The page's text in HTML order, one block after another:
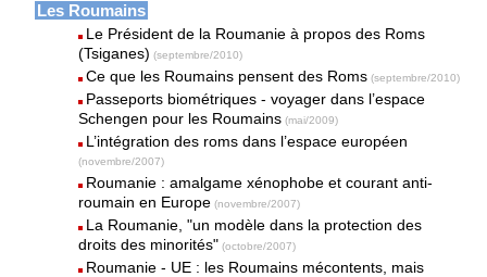
Les Roumains
Le Président de la Roumanie à propos des Roms
(Tsiganes) (septembre/2010)
Ce que les Roumains pensent des Roms (septembre/2010)
Passeports biométriques - voyager dans l’espace
Schengen pour les Roumains (mai/2009)
L’intégration des roms dans l’espace européen
(novembre/2007)
Roumanie : amalgame xénophobe et courant anti-
roumain en Europe (novembre/2007)
La Roumanie, "un modèle dans la protection des
droits des minorités" (octobre/2007)
Roumanie - UE : les Roumains mécontents, mais